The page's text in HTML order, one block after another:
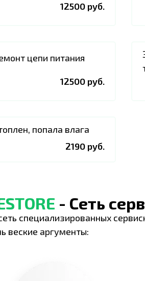
12500 руб.
цепи питания
12500 руб.
попала влага
2190 руб.
- Сеть
специализированных
веские аргументы: